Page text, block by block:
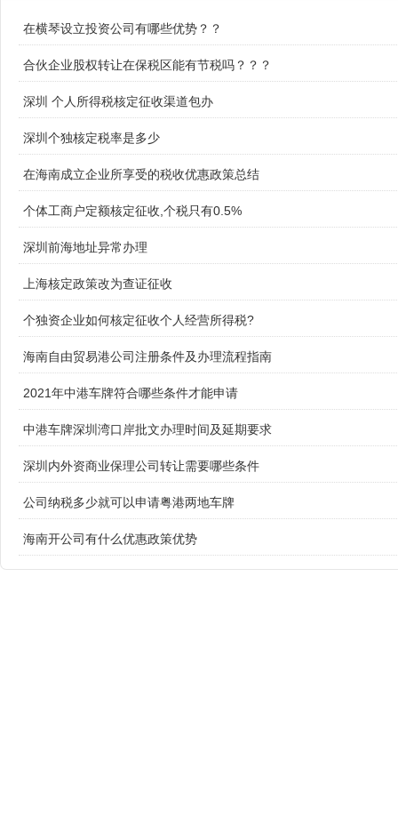
在横琴设立投资公司有哪些优势？？
合伙企业股权转让在保税区能有节税吗？？？
深圳 个人所得税核定征收渠道包办
深圳个独核定税率是多少
在海南成立企业所享受的税收优惠政策总结
个体工商户定额核定征收,个税只有0.5%
深圳前海地址异常办理
上海核定政策改为查证征收
个独资企业如何核定征收个人经营所得税?
海南自由贸易港公司注册条件及办理流程指南
2021年中港车牌符合哪些条件才能申请
中港车牌深圳湾口岸批文办理时间及延期要求
深圳内外资商业保理公司转让需要哪些条件
公司纳税多少就可以申请粤港两地车牌
海南开公司有什么优惠政策优势